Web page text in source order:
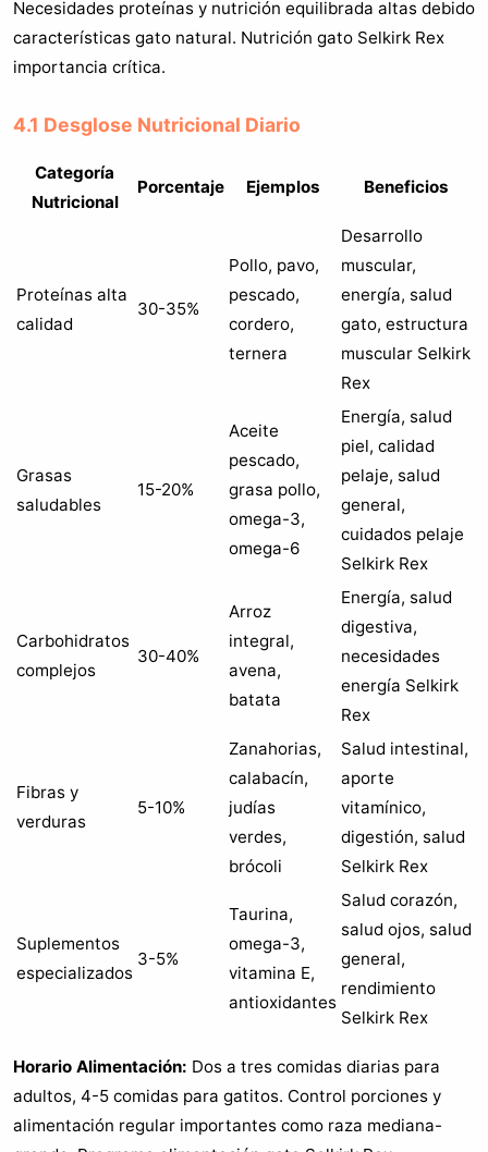
Necesidades proteínas y nutrición equilibrada altas debido
características gato natural. Nutrición gato Selkirk Rex
importancia crítica.
4.1 Desglose Nutricional Diario
Categoría
Nutricional
Porcentaje Ejemplos Beneficios
Proteínas alta
calidad
30-35%
Pollo, pavo,
pescado,
cordero,
ternera
Desarrollo
muscular,
energía, salud
gato, estructura
muscular Selkirk
Rex
Grasas
saludables
15-20%
Aceite
pescado,
grasa pollo,
omega-3,
omega-6
Energía, salud
piel, calidad
pelaje, salud
general,
cuidados pelaje
Selkirk Rex
Carbohidratos
complejos
30-40%
Arroz
integral,
avena,
batata
Energía, salud
digestiva,
necesidades
energía Selkirk
Rex
Fibras y
verduras
5-10%
Zanahorias,
calabacín,
judías
verdes,
brócoli
Salud intestinal,
aporte
vitamínico,
digestión, salud
Selkirk Rex
Suplementos
especializados
3-5%
Taurina,
omega-3,
vitamina E,
antioxidantes
Salud corazón,
salud ojos, salud
general,
rendimiento
Selkirk Rex
Horario Alimentación: Dos a tres comidas diarias para
adultos, 4-5 comidas para gatitos. Control porciones y
alimentación regular importantes como raza mediana-